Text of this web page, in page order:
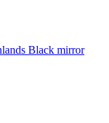
Black mirror